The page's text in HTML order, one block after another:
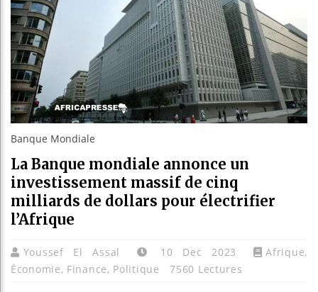
un nouveau record en plantant 800,5 millions
Banque Mondiale
La Banque mondiale annonce un
investissement massif de cinq
milliards de dollars pour électrifier
l’Afrique
Youssef El Assal 10 Dec 2023 Afrique,
Économie, Finance, Politique 7560 Lectures